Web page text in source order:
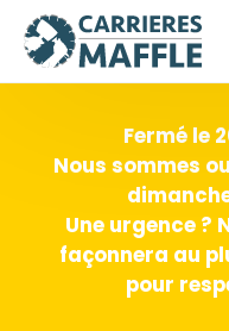
Passer au contenu
Fermé le
Nous sommes
Une urgence ?
façonnera au
pour